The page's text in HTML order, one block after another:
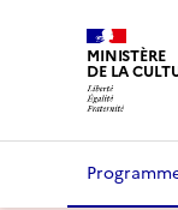
MINISTÈRE
DE LA